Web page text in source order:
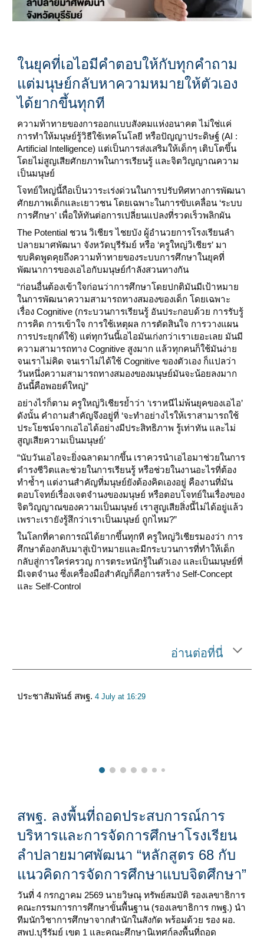
ในยุคที่เอไอมีคำตอบให้กับทุกคำถาม
แต่มนุษย์กลับหาความหมายให้ตัวเอง
ได้ยากขึ้นทุกที
ความท้าทายของการออกแบบสังคมแห่งอนาคต ไม่ใช่แค่
การทำให้มนุษย์รู้วิธีใช้เทคโนโลยี หรือปัญญาประดิษฐ์ (AI :
Artificial Intelligence) แต่เป็นการส่งเสริมให้เด็กๆ เติบโตขึ้น
โดยไม่สูญเสียศักยภาพในการเรียนรู้ และจิตวิญญาณความ
เป็นมนุษย์
โจทย์ใหญ่นี้ถือเป็นวาระเร่งด่วนในการปรับทิศทางการพัฒนา
ศักยภาพเด็กและเยาวชน โดยเฉพาะในการขับเคลื่อน ‘ระบบ
การศึกษา’ เพื่อให้ทันต่อการเปลี่ยนแปลงที่รวดเร็วพลิกผัน
The Potential ชวน วิเชียร ไชยบัง ผู้อำนวยการโรงเรียนลำ
ปลายมาศพัฒนา จังหวัดบุรีรัมย์ หรือ ‘ครูใหญ่วิเชียร’ มา
ขบคิดพูดคุยถึงความท้าทายของระบบการศึกษาในยุคที่
พัฒนาการของเอไอกับมนุษย์กำลังสวนทางกัน
“ก่อนอื่นต้องเข้าใจก่อนว่าการศึกษาโดยปกติมันมีเป้าหมาย
ในการพัฒนาความสามารถทางสมองของเด็ก โดยเฉพาะ
เรื่อง Cognitive (กระบวนการเรียนรู้ อันประกอบด้วย การรับรู้
การคิด การเข้าใจ การใช้เหตุผล การตัดสินใจ การวางแผน
การประยุกต์ใช้) แต่ทุกวันนี้เอไอมันเก่งกว่าเราเยอะเลย มันมี
ความสามารถทาง Cognitive สูงมาก แล้วทุกคนก็ใช้มันง่าย
จนเราไม่คิด จนเราไม่ได้ใช้ Cognitive ของตัวเอง ก็แปลว่า
วันหนึ่งความสามารถทางสมองของมนุษย์มันจะน้อยลงมาก
อันนี้คือพอยต์ใหญ่”
อย่างไรก็ตาม ครูใหญ่วิเชียรย้ำว่า ‘เราหนีไม่พ้นยุคของเอไอ’
ดังนั้น คำถามสำคัญจึงอยู่ที่ ‘จะทำอย่างไรให้เราสามารถใช้
ประโยชน์จากเอไอได้อย่างมีประสิทธิภาพ รู้เท่าทัน และไม่
สูญเสียความเป็นมนุษย์’
“นับวันเอไอจะยิ่งฉลาดมากขึ้น เราควรนำเอไอมาช่วยในการ
ดำรงชีวิตและช่วยในการเรียนรู้ หรือช่วยในงานอะไรที่ต้อง
ทำซ้ำๆ แต่งานสำคัญที่มนุษย์ยังต้องคิดเองอยู่ คืองานที่มัน
ตอบโจทย์เรื่องเจตจำนงของมนุษย์ หรือตอบโจทย์ในเรื่องของ
จิตวิญญาณของความเป็นมนุษย์ เราสูญเสียสิ่งนี้ไม่ได้อยู่แล้ว
เพราะเรายังรู้สึกว่าเราเป็นมนุษย์ ถูกไหม?”
ในโลกที่คาดการณ์ได้ยากขึ้นทุกที ครูใหญ่วิเชียรมองว่า การ
ศึกษาต้องกลับมาสู่เป้าหมายและมีกระบวนการที่ทำให้เด็ก
กลับสู่การใคร่ครวญ การตระหนักรู้ในตัวเอง และเป็นมนุษย์ที่
มีเจตจำนง ซึ่งเครื่องมือสำคัญก็คือการสร้าง Self-Concept
และ Self-Control
อ่านต่อที่นี่
ประชาสัมพันธ์ สพฐ. 4 July at 16:29
สพฐ. ลงพื้นที่ถอดประสบการณ์การ
บริหารและการจัดการศึกษาโรงเรียน
ลำปลายมาศพัฒนา “หลักสูตร 68 กับ
แนวคิดการจัดการศึกษาแบบจิตศึกษา”
วันที่ 4 กรกฎาคม 2569 นายวิษณุ ทรัพย์สมบัติ รองเลขาธิการ
คณะกรรมการการศึกษาขั้นพื้นฐาน (รองเลขาธิการ กพฐ.) นำ
ทีมนักวิชาการศึกษาจากสำนักในสังกัด พร้อมด้วย รอง ผอ.
สพป.บุรีรัมย์ เขต 1 และคณะศึกษานิเทศก์ลงพื้นที่ถอด